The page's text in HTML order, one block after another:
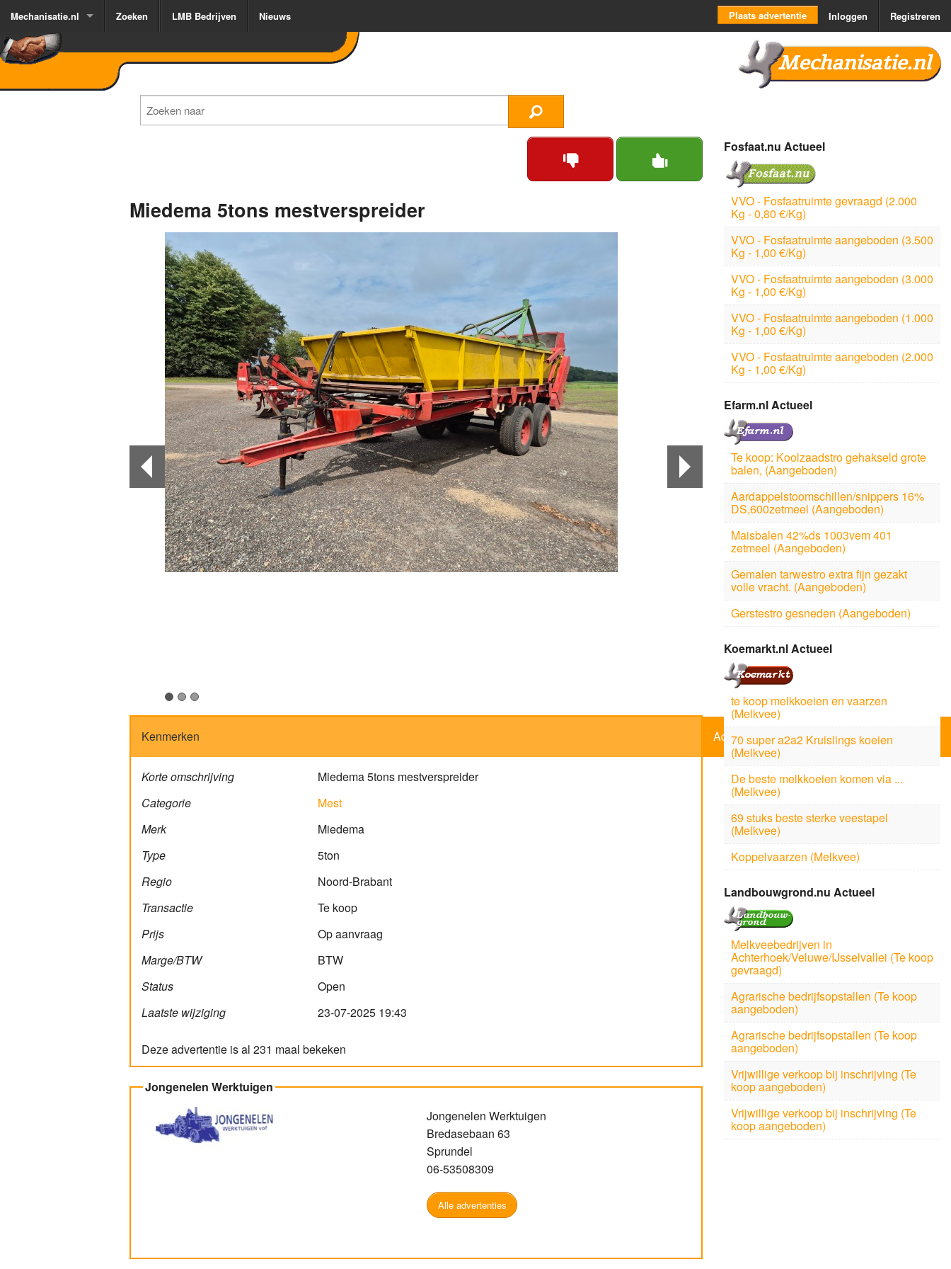
Mechanisatie.nl Zoeken LMB Bedrijven Nieuws Plaats advertentie Inloggen Registreren
Mechanisatie.nl
Miedema 5tons mestverspreider
3
Kenmerken
Korte omschrijving
Miedema 5tons mestverspreider
Categorie
Mest
Merk
Miedema
Type
5ton
Regio
Noord-Brabant
Transactie
Te koop
Prijs
Op aanvraag
Marge/BTW
BTW
Status
Open
Laatste wijziging
23-07-2025 19:43
Deze advertentie is al 231 maal bekeken
Adverteerder
Jongenelen Werktuigen
Jongenelen Werktuigen
Bredasebaan 63
Sprundel
06-53508309
Alle advertenties
Fosfaat.nu Actueel
VVO - Fosfaatruimte gevraagd (2.000
Kg - 0,80 €/Kg)
VVO - Fosfaatruimte aangeboden (3.500
Kg - 1,00 €/Kg)
VVO - Fosfaatruimte aangeboden (3.000
Kg - 1,00 €/Kg)
VVO - Fosfaatruimte aangeboden (1.000
Kg - 1,00 €/Kg)
VVO - Fosfaatruimte aangeboden (2.000
Kg - 1,00 €/Kg)
Efarm.nl Actueel
Te koop: Koolzaadstro gehakseld grote
balen, (Aangeboden)
Aardappelstoomschillen/snippers 16%
DS,600zetmeel (Aangeboden)
Maisbalen 42%ds 1003vem 401
zetmeel (Aangeboden)
Gemalen tarwestro extra fijn gezakt
volle vracht. (Aangeboden)
Gerstestro gesneden (Aangeboden)
Koemarkt.nl Actueel
te koop melkkoeien en vaarzen
(Melkvee)
70 super a2a2 Kruislings koeien
(Melkvee)
De beste melkkoeien komen via ...
(Melkvee)
69 stuks beste sterke veestapel
(Melkvee)
Koppelvaarzen (Melkvee)
Landbouwgrond.nu Actueel
Melkveebedrijven in
Achterhoek/Veluwe/IJsselvallei (Te koop
gevraagd)
Agrarische bedrijfsopstallen (Te koop
aangeboden)
Agrarische bedrijfsopstallen (Te koop
aangeboden)
Vrijwillige verkoop bij inschrijving (Te
koop aangeboden)
Vrijwillige verkoop bij inschrijving (Te
koop aangeboden)